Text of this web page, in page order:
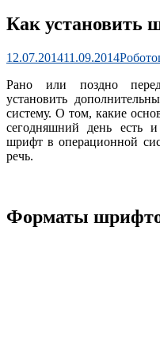
Как установить
12.07.201411.09.2014
Рано или поздно перед
установить
систему. О том, какие
сегодняшний день есть
шрифт в операционной
речь.
Форматы